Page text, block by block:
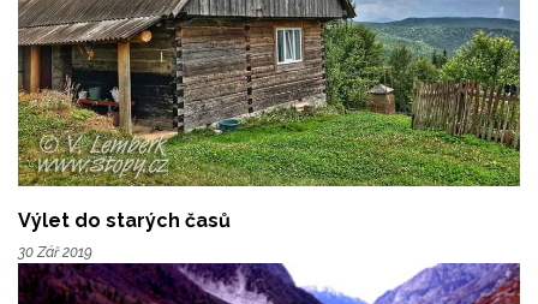
Výlet do starých časů
30 Zář 2019